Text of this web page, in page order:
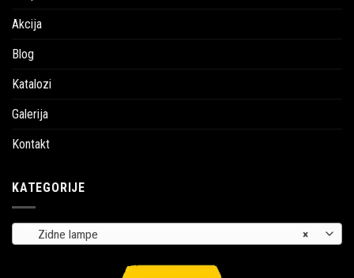
Akcija
Blog
Katalozi
Galerija
Kontakt
KATEGORIJE
×
Zidne lampe